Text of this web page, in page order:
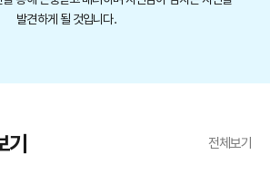
발견하게 될 것입니다.
전체보기